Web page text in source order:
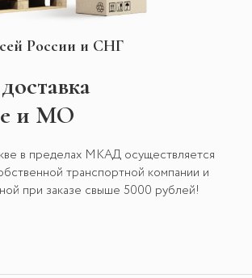
России и СНГ
доставка
и МО
в пределах МКАД осуществляется
транспортной компании и
при заказе свыше 5000 рублей!